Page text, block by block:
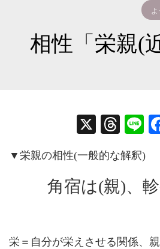
よ
相性「栄親(
X
T
ea
ds
▼栄親の相性(一般的な解釈)
角宿は(親)、
栄＝自分が栄えさせる関係、